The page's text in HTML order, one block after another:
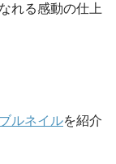
れる感動の仕上
ルネイルを紹介